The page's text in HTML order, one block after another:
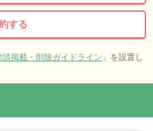
する
掲載・削除ガイドライン 」を設置し